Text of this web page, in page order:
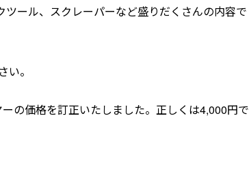
ール、スクレーパーなど盛りだくさんの内容で
。
の価格を訂正いたしました。正しくは4,000円で